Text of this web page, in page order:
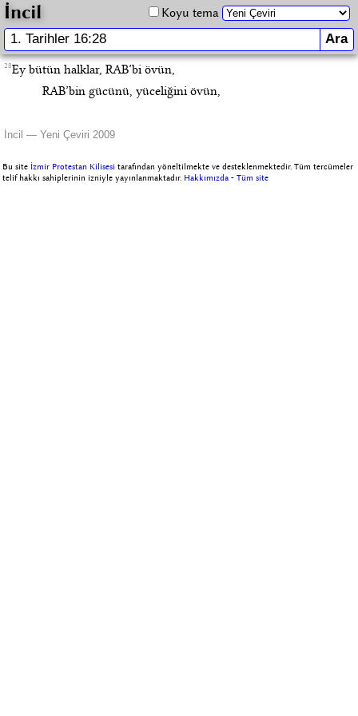
İncil Koyu tema
28Ey bütün halklar, RAB’bi övün,
RAB’bin gücünü, yüceliğini övün,
İncil — Yeni Çeviri 2009
Bu site İzmir Protestan Kilisesi tarafından yöneltilmekte ve desteklenmektedir. Tüm tercümeler
telif hakkı sahiplerinin izniyle yayınlanmaktadır. Hakkımızda -Tüm site